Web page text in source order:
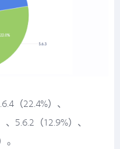
（22.4%）、
5.6.2（12.9%）、